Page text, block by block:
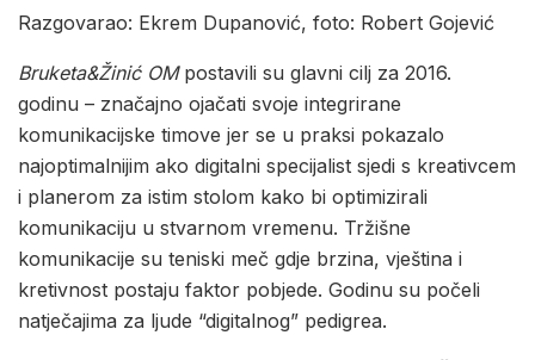
Razgovarao: Ekrem Dupanović, foto: Robert Gojević
Bruketa&Žinić OMpostavili su glavni cilj za 2016.
godinu – značajno ojačati svoje integrirane
komunikacijske timove jer se u praksi pokazalo
najoptimalnijim ako digitalni specijalist sjedi s kreativcem
i planerom za istim stolom kako bi optimizirali
komunikaciju u stvarnom vremenu. Tržišne
komunikacije su teniski meč gdje brzina, vještina i
kretivnost postaju faktor pobjede. Godinu su počeli
natječajima za ljude “digitalnog” pedigrea.